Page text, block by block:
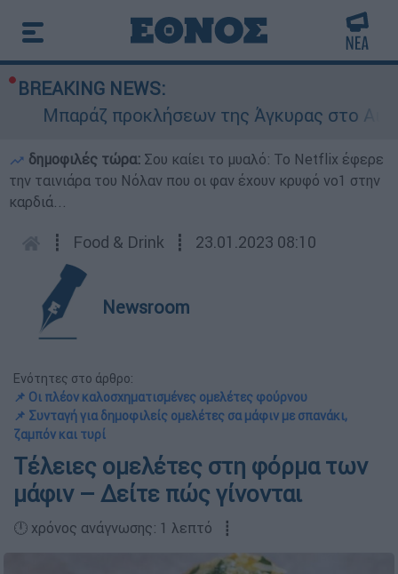
BREAKING NEWS:
Μπαράζ προκλήσεων της Άγκυρας στο
δημοφιλές τώρα: Σου καίει το μυαλό: Το Netflix έφερε
την ταινιάρα του Νόλαν που οι φαν έχουν κρυφό νο1 στην
καρδιά...
┋ Food & Drink ┋ 23.01.2023 08:10
Newsroom
Ενότητες στο άρθρο:
📌 Οι πλέον καλοσχηματισμένες ομελέτες φούρνου
📌 Συνταγή για δημοφιλείς ομελέτες σα μάφιν με σπανάκι,
ζαμπόν και τυρί
Τέλειες ομελέτες στη φόρμα των
μάφιν – Δείτε πώς γίνονται
🕛 χρόνος ανάγνωσης: 1 λεπτό ┋